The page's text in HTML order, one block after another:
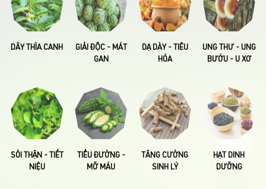
DÂY THÌA CANH
GIẢI ĐỘC - MÁT
GAN
DẠ DÀY - TIÊU
HÓA
UNG THƯ - UNG
BƯỚU - U XƠ
SỎI THẬN - TIẾT
NIỆU
TIỂU ĐƯỜNG -
MỠ MÁU
TĂNG CƯỜNG
SINH LÝ
HẠT DINH
DƯỠNG